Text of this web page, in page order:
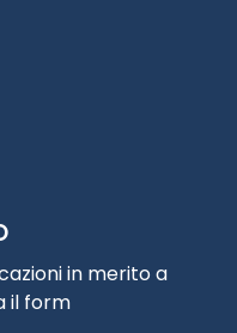
in merito a
il form